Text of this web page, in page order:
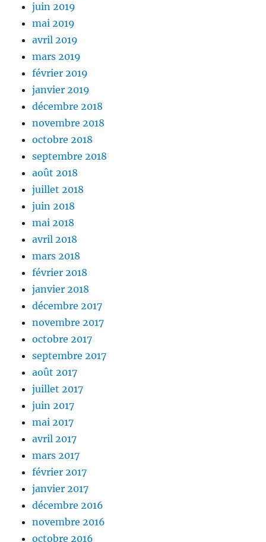
juin 2019
mai 2019
avril 2019
mars 2019
février 2019
janvier 2019
décembre 2018
novembre 2018
octobre 2018
septembre 2018
août 2018
juillet 2018
juin 2018
mai 2018
avril 2018
mars 2018
février 2018
janvier 2018
décembre 2017
novembre 2017
octobre 2017
septembre 2017
août 2017
juillet 2017
juin 2017
mai 2017
avril 2017
mars 2017
février 2017
janvier 2017
décembre 2016
novembre 2016
octobre 2016